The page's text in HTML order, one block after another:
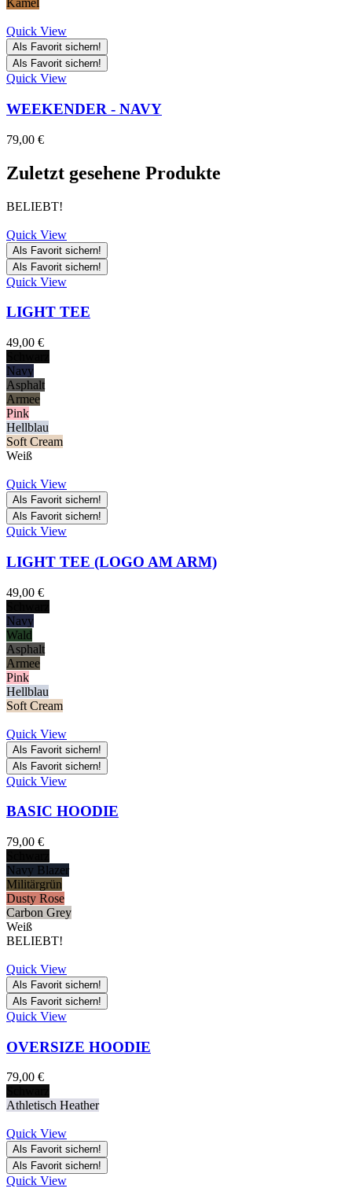
Kamel
Quick View
Als Favorit sichern!
Als Favorit sichern!
Quick View
WEEKENDER - NAVY
79,00 €
Zuletzt gesehene Produkte
BELIEBT!
Quick View
Als Favorit sichern!
Als Favorit sichern!
Quick View
LIGHT TEE
49,00 €
Navy
Asphalt
Armee
Pink
Hellblau
Soft Cream
Weiß
Quick View
Als Favorit sichern!
Als Favorit sichern!
Quick View
LIGHT TEE (LOGO AM ARM)
49,00 €
Navy
Wald
Asphalt
Armee
Pink
Hellblau
Soft Cream
Quick View
Als Favorit sichern!
Als Favorit sichern!
Quick View
BASIC HOODIE
79,00 €
Navy Blazer
Militärgrün
Dusty Rose
Carbon Grey
Weiß
BELIEBT!
Quick View
Als Favorit sichern!
Als Favorit sichern!
Quick View
OVERSIZE HOODIE
79,00 €
Athletisch Heather
Quick View
Als Favorit sichern!
Als Favorit sichern!
Quick View